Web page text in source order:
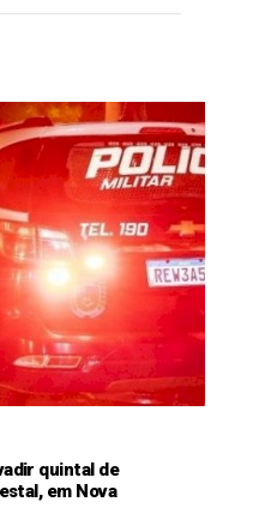
quintal de
em Nova